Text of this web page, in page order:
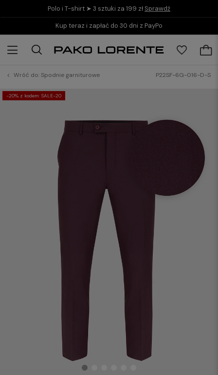
Polo i T-shirt ➤ 3 sztuki za 199 zł Sprawdź
Kup teraz i zapłać do 30 dni z PayPo
Wróć do:Spodnie garniturowe P22SF-6G-016-D-S
-20% z kodem: SALE-20